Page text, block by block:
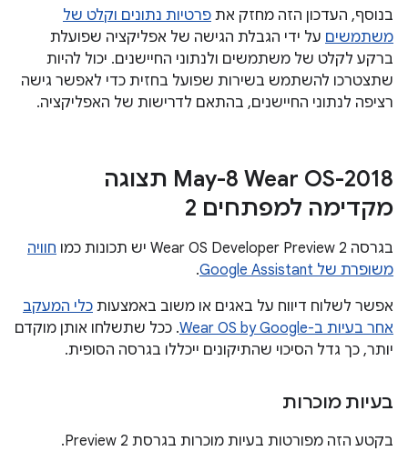
בנוסף, העדכון הזה מחזק את פרטיות נתונים וקלט של
משתמשים על ידי הגבלת הגישה של אפליקציה שפועלת
ברקע לקלט של משתמשים ולנתוני החיישנים. יכול להיות
שתצטרכו להשתמש בשירות שפועל בחזית כדי לאפשר גישה
רציפה לנתוני החיישנים, בהתאם לדרישות של האפליקציה.
‫2018-May-8 Wear OS תצוגה
מקדימה למפתחים 2
בגרסה Wear OS Developer Preview 2 יש תכונות כמו
חוויה
משופרת של Google Assistant
.
אפשר לשלוח דיווח על באגים או משוב באמצעות כלי המעקב
אחר בעיות ב-Wear OS by Google
. ככל שתשלחו אותן מוקדם
יותר, כך גדל הסיכוי שהתיקונים ייכללו בגרסה הסופית.
בעיות מוכרות
בקטע הזה מפורטות בעיות מוכרות בגרסת Preview 2.